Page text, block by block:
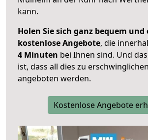
kann.
Holen Sie sich ganz bequem und
kostenlose Angebote, die
4 Minuten bei Ihnen sind. Und
ist, dass all dies zu
angeboten werden.
Kostenlose Angebote